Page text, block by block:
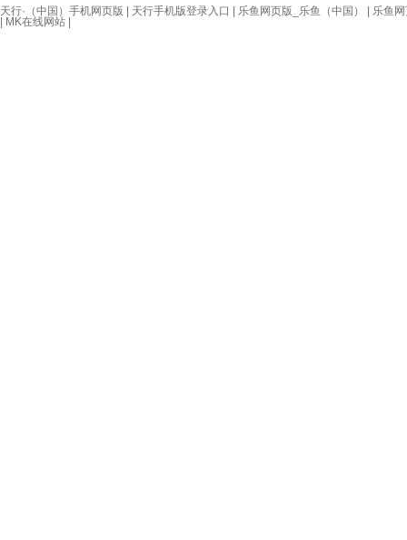
天行·（中国）手机网页版 天行手机版登录入口 乐鱼网页版_乐鱼（中国）
乐鱼
MK在线网站